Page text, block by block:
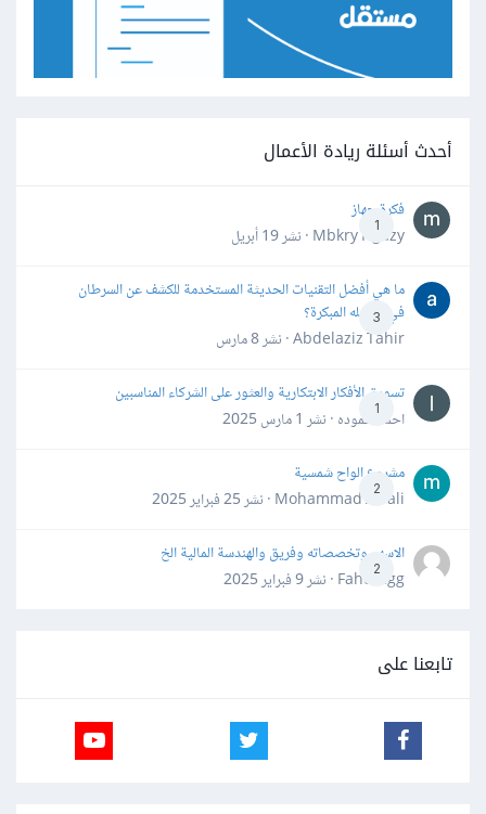
أحدث أسئلة ريادة الأعمال
1
فكرة جهاز
Mbkry Hgazy · نشر
19 أبريل
3
ما هي أفضل التقنيات الحديثة المستخدمة للكشف عن السرطان
في مراحله المبكرة؟
Abdelaziz Tahir · نشر
8 مارس
1
تسويق الأفكار الابتكارية والعثور على الشركاء المناسبين
احمد حموده · نشر 1 مارس 2025
2
مشروع الواح شمسية
Mohammad Awali · نشر
25 فبراير 2025
2
الاسهم وتخصصاته وفريق والهندسة المالية الخ
Fahd Ggg · نشر
9 فبراير 2025
تابعنا على